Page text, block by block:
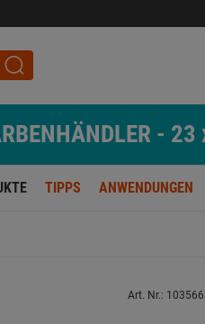
-
TIPPS ANWENDUNGEN
Art. Nr.: